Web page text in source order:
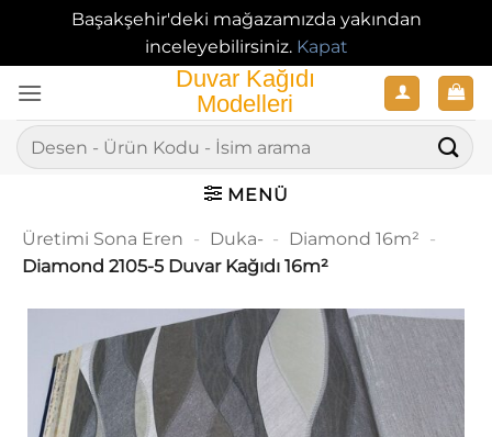
Başakşehir'deki mağazamızda yakından
inceleyebilirsiniz. Kapat
atla
Ara:
MENÜ
Üretimi Sona Eren - Duka- - Diamond 16m² -
Diamond 2105-5 Duvar Kağıdı 16m²